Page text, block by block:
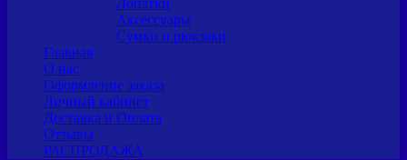
Лопатки
Аксессуары
Сумки и рюкзаки
Главная
О нас
Оформление заказа
Личный кабинет
Доставка и Оплата
Отзывы
РАСПРОДАЖА